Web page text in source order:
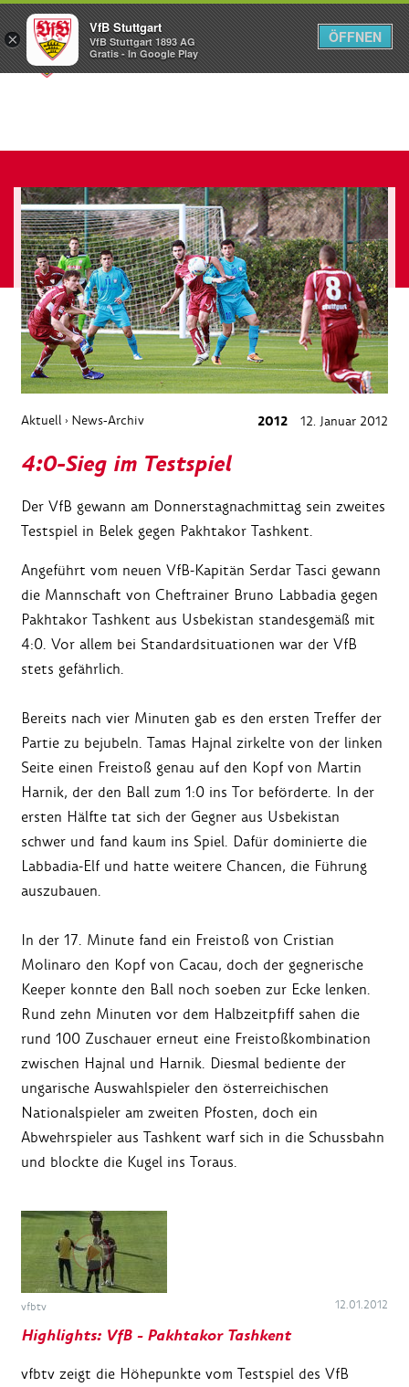
Menü
Aktuell › News-Archiv 2012 12. Januar 2012
4:0-Sieg im Testspiel
Der VfB gewann am Donnerstagnachmittag sein zweites
Testspiel in Belek gegen Pakhtakor Tashkent.
Angeführt vom neuen VfB-Kapitän Serdar Tasci gewann
die Mannschaft von Cheftrainer Bruno Labbadia gegen
Pakhtakor Tashkent aus Usbekistan standesgemäß mit
4:0. Vor allem bei Standardsituationen war der VfB
stets gefährlich.
Bereits nach vier Minuten gab es den ersten Treffer der
Partie zu bejubeln. Tamas Hajnal zirkelte von der linken
Seite einen Freistoß genau auf den Kopf von Martin
Harnik, der den Ball zum 1:0 ins Tor beförderte. In der
ersten Hälfte tat sich der Gegner aus Usbekistan
schwer und fand kaum ins Spiel. Dafür dominierte die
Labbadia-Elf und hatte weitere Chancen, die Führung
auszubauen.
In der 17. Minute fand ein Freistoß von Cristian
Molinaro den Kopf von Cacau, doch der gegnerische
Keeper konnte den Ball noch soeben zur Ecke lenken.
Rund zehn Minuten vor dem Halbzeitpfiff sahen die
rund 100 Zuschauer erneut eine Freistoßkombination
zwischen Hajnal und Harnik. Diesmal bediente der
ungarische Auswahlspieler den österreichischen
Nationalspieler am zweiten Pfosten, doch ein
Abwehrspieler aus Tashkent warf sich in die Schussbahn
und blockte die Kugel ins Toraus.
vfbtv 12.01.2012
Highlights: VfB - Pakhtakor Tashkent
vfbtv zeigt die Höhepunkte vom Testspiel des VfB
×
VfB Stuttgart
VfB Stuttgart 1893 AG
Gratis - In Google Play
ÖFFNEN